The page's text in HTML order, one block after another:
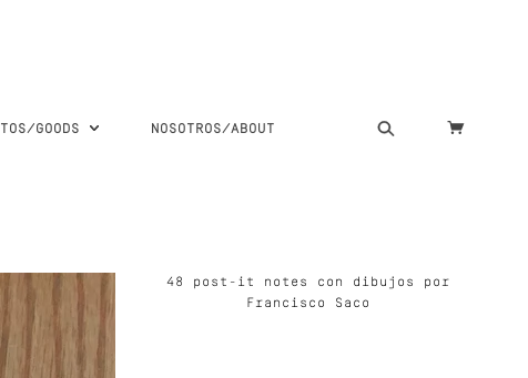
GOODS NOSOTROS/ABOUT
48 post-it notes con dibujos por
Francisco Saco